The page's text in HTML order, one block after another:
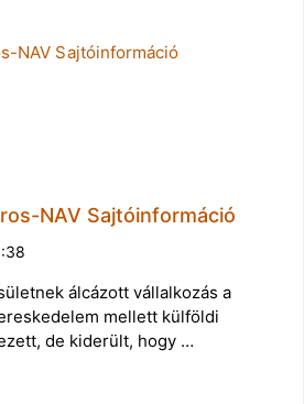
NAV Sajtóinformáció
álcázott vállalkozás a
mellett külföldi
de kiderült, hogy …